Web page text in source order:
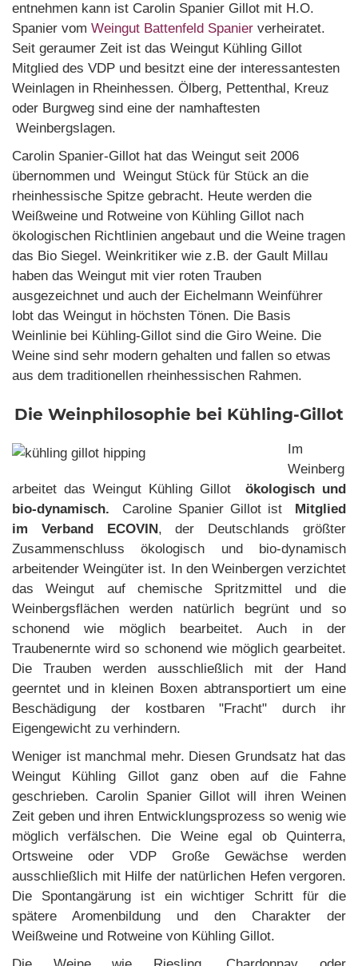
entnehmen kann ist Carolin Spanier Gillot mit H.O.
Spanier vom Weingut Battenfeld Spanier verheiratet.
Seit geraumer Zeit ist das Weingut Kühling Gillot
Mitglied des VDP und besitzt eine der interessantesten
Weinlagen in Rheinhessen. Ölberg, Pettenthal, Kreuz
oder Burgweg sind eine der namhaftesten
Weinbergslagen.
Carolin Spanier-Gillot hat das Weingut seit 2006
übernommen und Weingut Stück für Stück an die
rheinhessische Spitze gebracht. Heute werden die
Weißweine und Rotweine von Kühling Gillot nach
ökologischen Richtlinien angebaut und die Weine tragen
das Bio Siegel. Weinkritiker wie z.B. der Gault Millau
haben das Weingut mit vier roten Trauben
ausgezeichnet und auch der Eichelmann Weinführer
lobt das Weingut in höchsten Tönen. Die Basis
Weinlinie bei Kühling-Gillot sind die Giro Weine. Die
Weine sind sehr modern gehalten und fallen so etwas
aus dem traditionellen rheinhessischen Rahmen.
Die Weinphilosophie bei Kühling-Gillot
Im
Weinberg
arbeitet das Weingut Kühling Gillot ökologisch und
bio-dynamisch.
Caroline Spanier Gillot ist Mitglied
im Verband ECOVIN, der Deutschlands größter
Zusammenschluss ökologisch und bio-dynamisch
arbeitender Weingüter ist. In den Weinbergen verzichtet
das Weingut auf chemische Spritzmittel und die
Weinbergsflächen werden natürlich begrünt und so
schonend wie möglich bearbeitet. Auch in der
Traubenernte wird so schonend wie möglich gearbeitet.
Die Trauben werden ausschließlich mit der Hand
geerntet und in kleinen Boxen abtransportiert um eine
Beschädigung der kostbaren "Fracht" durch ihr
Eigengewicht zu verhindern.
Weniger ist manchmal mehr. Diesen Grundsatz hat das
Weingut Kühling Gillot ganz oben auf die Fahne
geschrieben. Carolin Spanier Gillot will ihren Weinen
Zeit geben und ihren Entwicklungsprozess so wenig wie
möglich verfälschen. Die Weine egal ob Quinterra,
Ortsweine oder VDP Große Gewächse werden
ausschließlich mit Hilfe der natürlichen Hefen vergoren.
Die Spontangärung ist ein wichtiger Schritt für die
spätere Aromenbildung und den Charakter der
Weißweine und Rotweine von Kühling Gillot.